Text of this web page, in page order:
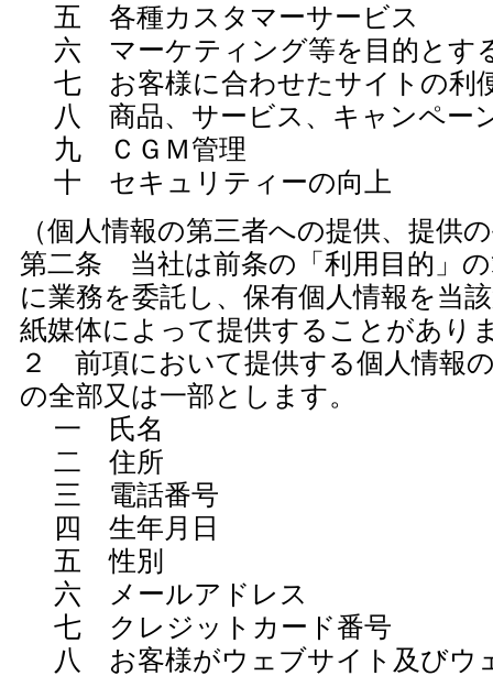
五 各種カスタマーサービス
六 マーケティング等を目的とす
七 お客様に合わせたサイトの利
八 商品、サービス、キャンペー
九 ＣＧＭ管理
十 セキュリティーの向上
（個人情報の第三者への提供、提供
第二条 当社は前条の「利用目的」
に業務を委託し、保有個人情報を当
紙媒体によって提供することがあり
２ 前項において提供する個人情報
の全部又は一部とします。
一 氏名
二 住所
三 電話番号
四 生年月日
五 性別
六 メールアドレス
七 クレジットカード番号
八 お客様がウェブサイト及びウ